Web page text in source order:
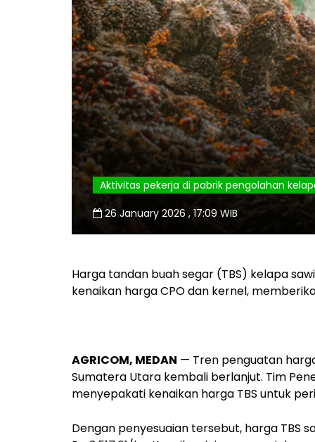
Aktivitas pekerja di pabrik pengolahan
26 January 2026 , 17:09 WIB
Harga tandan buah segar (TBS) kelapa
kenaikan harga CPO dan kernel,
AGRICOM, MEDAN — Tren penguatan
Sumatera Utara kembali berlanjut. Tim
menyepakati kenaikan harga TBS untuk
Dengan penyesuaian tersebut, harga TBS